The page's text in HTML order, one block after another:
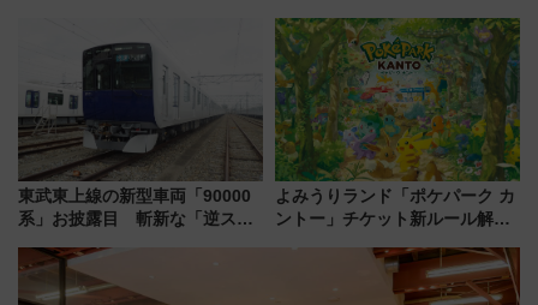
由と交通アクセス術、ライブ会
場に何を求める？
東武東上線の新型車両「90000
系」お披露目 斬新な「逆スラ
放的な車内空間に注目、デビュ
ーは9月
よみうりランド「ポケパーク カ
ントー」チケット新ルール解
本人確認が11月スタート